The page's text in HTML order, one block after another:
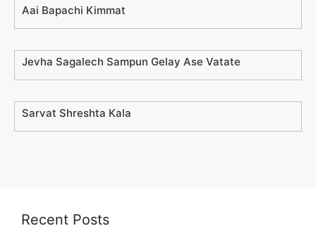
Aai Bapachi Kimmat
Jevha Sagalech Sampun Gelay Ase Vatate
Sarvat Shreshta Kala
Recent Posts